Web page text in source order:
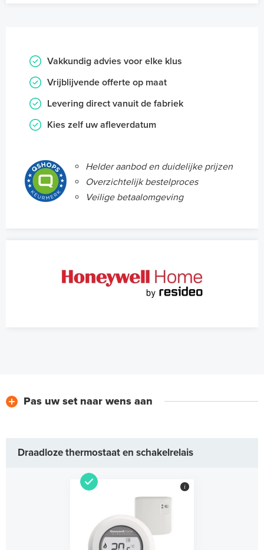
Vakkundig advies voor elke klus
Vrijblijvende offerte op maat
Levering direct vanuit de fabriek
Kies zelf uw afleverdatum
Helder aanbod en duidelijke prijzen
Overzichtelijk bestelproces
Veilige betaalomgeving
Pas uw set naar wens aan
Draadloze thermostaat en schakelrelais
i